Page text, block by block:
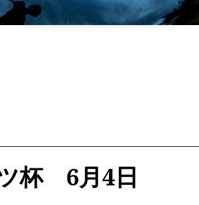
杯 6月4日